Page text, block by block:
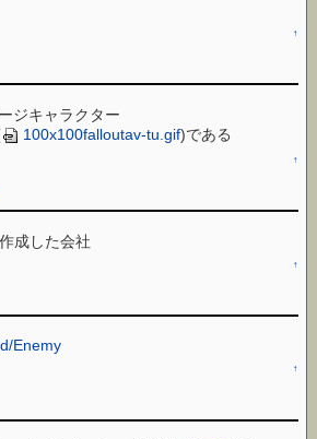
↑
ジキャラクター
100x100falloutav-tu.gif)である
↑
成した会社
↑
Enemy
↑